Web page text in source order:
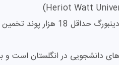
پوند تخمین زده می‌شود.